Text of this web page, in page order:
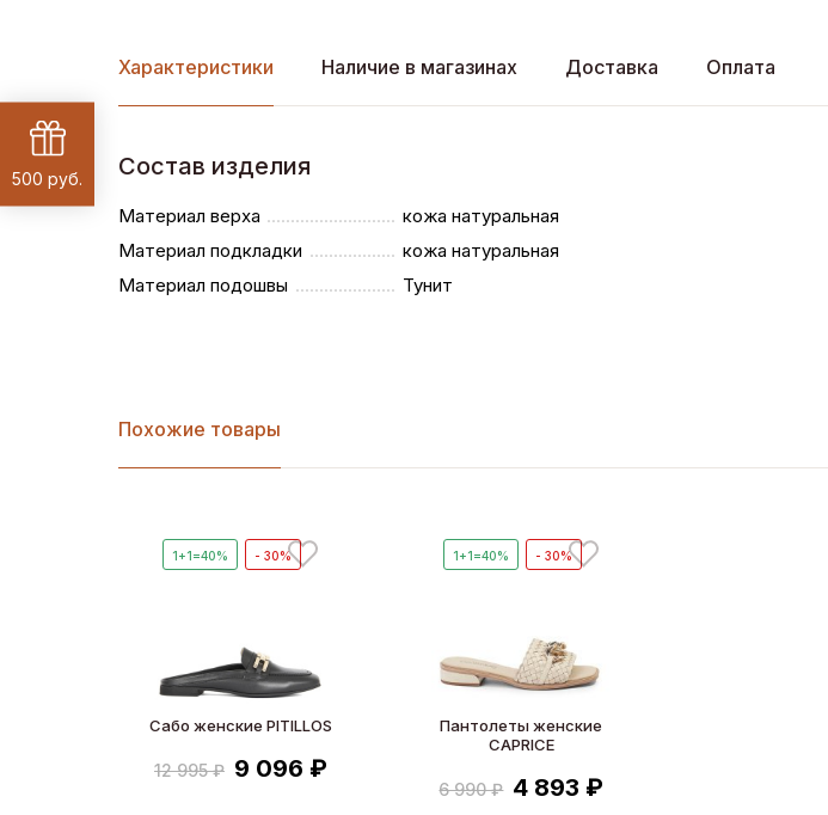
Характеристики Наличие в магазинах Доставка Оплата
Состав изделия
Материал верха
кожа натуральная
Материал подкладки
кожа натуральная
Материал подошвы
Тунит
Похожие товары
1+1=40% - 30%
Сабо женские PITILLOS
12 995 ₽ 9 096 ₽
1+1=40% - 30%
Пантолеты женские
CAPRICE
6 990 ₽ 4 893 ₽
500 руб.